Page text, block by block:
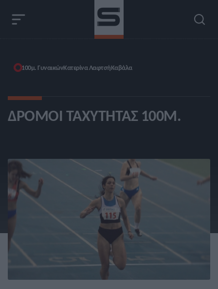
100μ. ΓυναικώνΚατερίνα ΛαφτσήΚαβάλα
ΔΡΌΜΟΙ ΤΑΧΎΤΗΤΑΣ 100Μ.